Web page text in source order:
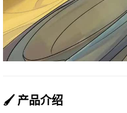
🖌️ 产品介绍